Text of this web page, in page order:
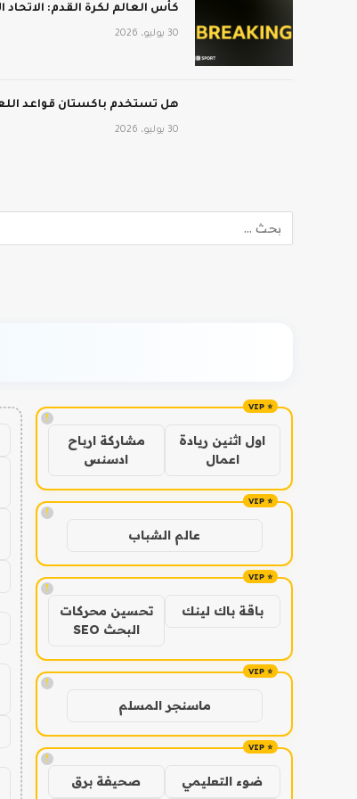
كأس العالم لكرة القدم: الاتحاد
30 يوليو، 2026
هل تستخدم باكستان قواعد
30 يوليو، 2026
!
اول اثنين ريادة
اعمال
مشاركة ارباح
ادسنس
!
عالم الشباب
!
باقة باك لينك
تحسين محركات
البحث SEO
!
ماسنجر المسلم
!
ضوء التعليمي صحيفة برق